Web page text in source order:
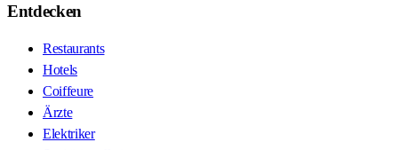
Entdecken
Restaurants
Hotels
Coiffeure
Ärzte
Elektriker